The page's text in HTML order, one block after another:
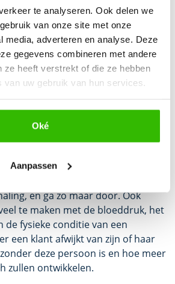
te analyseren. Ook delen we
van onze site met onze
media, adverteren en analyse. Deze
gegevens combineren met andere
ze heeft verstrekt of die ze hebben
uw gebruik van hun services.
Oké
Aanpassen
filosofie van het
– Het
is het meest dominante domein
functioneert, ontstaat er een
Het lichaam raakt hierdoor
is. Geen overmatige
en ga zo maar door. Ook
te maken met de bloeddruk, het
de fysieke conditie van een
een klant afwijkt van zijn of haar
deze persoon is en hoe meer
zullen ontwikkelen.